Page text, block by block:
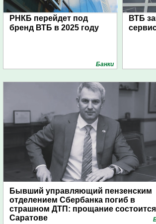
РНКБ перейдет под
бренд ВТБ в 2025 году
Банки
ВТБ
Бывший управляющий пензенским
отделением Сбербанка погиб в
страшном ДТП: прощание
Саратове